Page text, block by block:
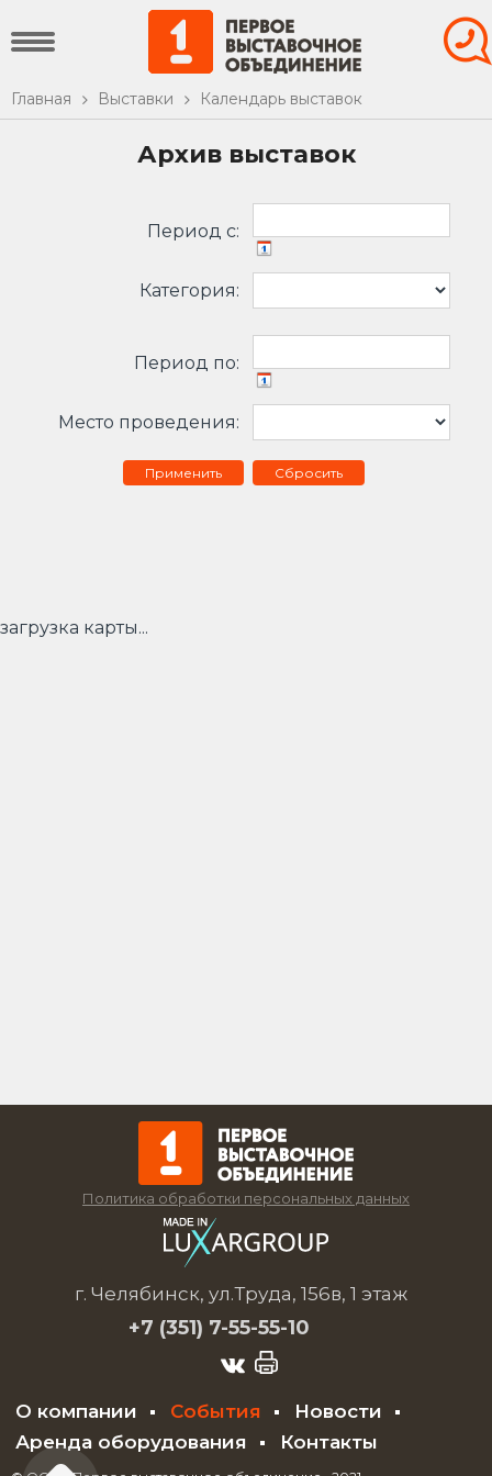
Главная Выставки Календарь выставок
Архив выставок
Период c:
Категория:
Период по:
Место проведения:
Сбросить
загрузка карты...
Политика обработки персональных данных
г. Челябинск, ул.Труда, 156в, 1 этаж
+7 (351) 7-55-55-10
О компании События
Новости
Аренда оборудования
Контакты